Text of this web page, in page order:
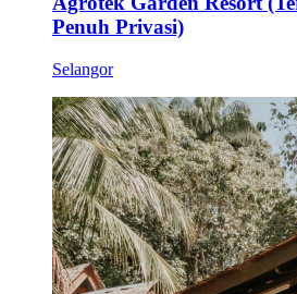
Penuh Privasi)
Selangor